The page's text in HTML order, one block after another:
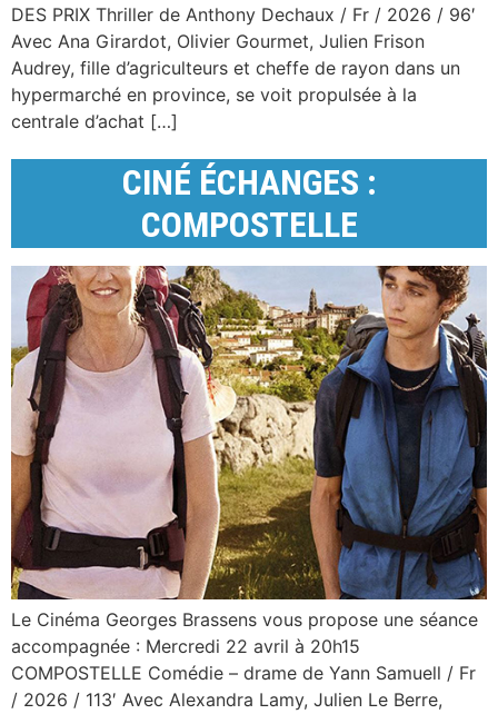
DES PRIX Thriller de Anthony Dechaux / Fr / 2026 / 96′
Avec Ana Girardot, Olivier Gourmet, Julien Frison
Audrey, fille d’agriculteurs et cheffe de rayon dans un
hypermarché en province, se voit propulsée à la
centrale d’achat […]
CINÉ ÉCHANGES :
COMPOSTELLE
Le Cinéma Georges Brassens vous propose une séance
accompagnée : Mercredi 22 avril à 20h15
COMPOSTELLE Comédie – drame de Yann Samuell / Fr
/ 2026 / 113′ Avec Alexandra Lamy, Julien Le Berre,